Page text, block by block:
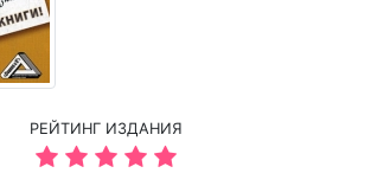
РЕЙТИНГ ИЗДАНИЯ